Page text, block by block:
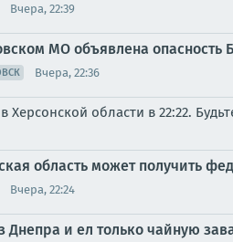
Вчера, 22:39
МО объявлена опасность
Вчера, 22:36
Херсонской области в 22:22.
область может получить
Вчера, 22:24
Днепра и ел только чайную